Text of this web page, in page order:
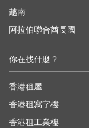
越南
阿拉伯聯合酋長國
你在找什麼？
香港租屋
香港租寫字樓
香港租工業樓